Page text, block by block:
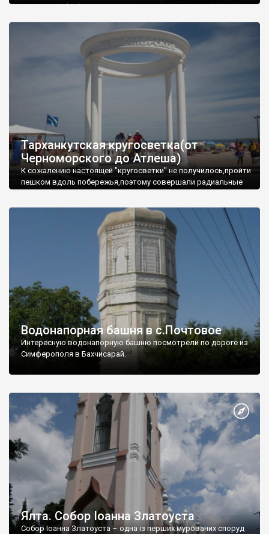
запрошую відвідати це
Тарханкутская кругосветка(от
Черноморского до Атлеша)
К сожалению настоящей "кругосветки" не получилось,пройти
пешком вдоль побережья,поэтому совершали радиальные
Водонапорная башня в с.Почтовое
Интересную водонапорную башню посмотрели по дороге из
Симферополя в Бахчисарай.
Ялта. Собор Іоанна Златоуста
Собор Іоанна Златоуста – одна із перших мурованих споруд